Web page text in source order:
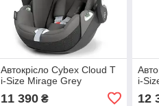
Автокрісло Cybex Cloud T
i-Size Mirage Grey
11 390₴
i-
12